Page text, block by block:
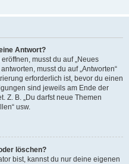
Antwort?
musst du auf „Neues
musst du auf „Antworten“
erforderlich ist, bevor du einen
sind jeweils am Ende der
Z. B. „Du darfst neue Themen
usw.
löschen?
bist, kannst du nur deine eigenen